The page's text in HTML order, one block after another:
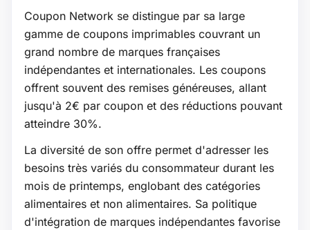
Coupon Network se distingue par sa large
gamme de coupons imprimables couvrant un
grand nombre de marques françaises
indépendantes et internationales. Les coupons
offrent souvent des remises généreuses, allant
jusqu'à 2€ par coupon et des réductions pouvant
atteindre 30%.
La diversité de son offre permet d'adresser les
besoins très variés du consommateur durant les
mois de printemps, englobant des catégories
alimentaires et non alimentaires. Sa politique
d'intégration de marques indépendantes favorise